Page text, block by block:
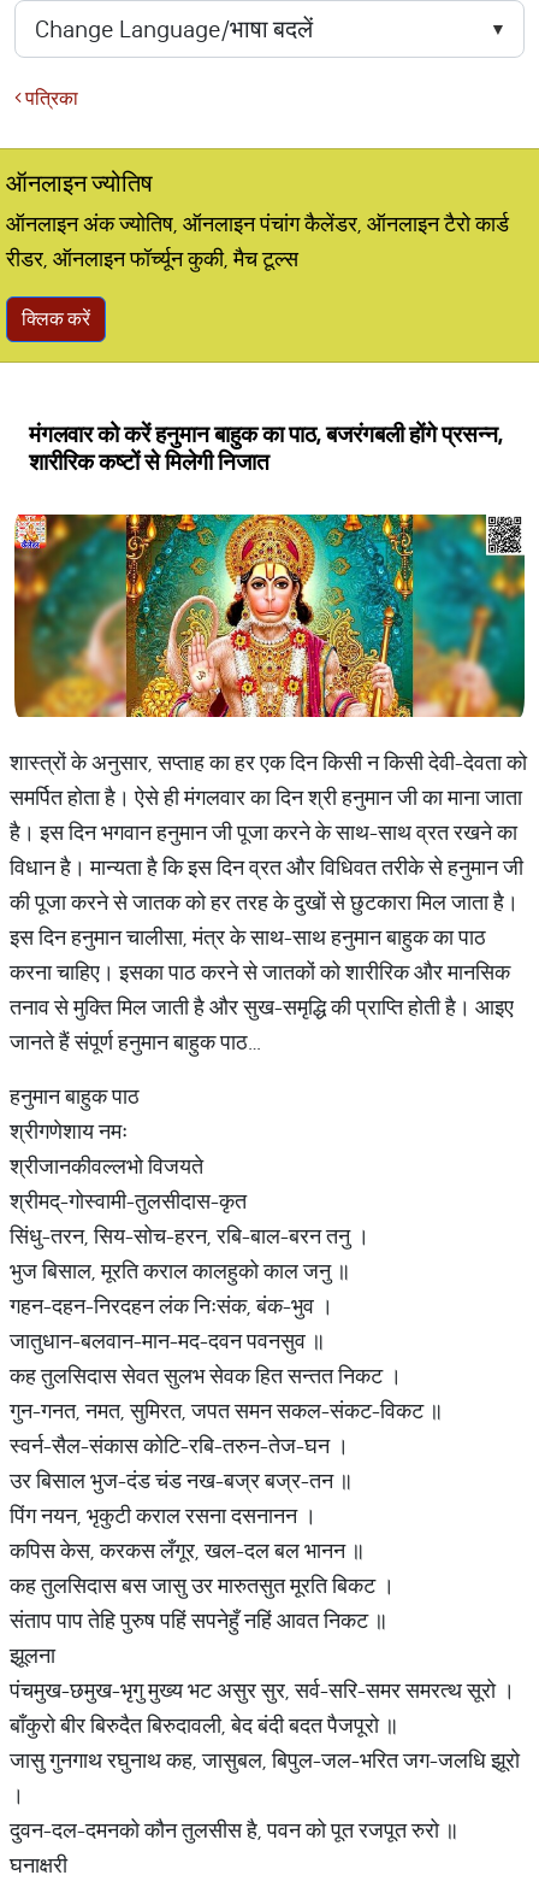
पत्रिका
ऑनलाइन ज्योतिष
ऑनलाइन अंक ज्योतिष, ऑनलाइन पंचांग कैलेंडर, ऑनलाइन टैरो कार्ड
रीडर, ऑनलाइन फॉर्च्यून कुकी, मैच टूल्स
क्लिक करें
मंगलवार को करें हनुमान बाहुक का पाठ, बजरंगबली होंगे प्रसन्न,
शारीरिक कष्टों से मिलेगी निजात
शास्त्रों के अनुसार, सप्ताह का हर एक दिन किसी न किसी देवी-देवता को
समर्पित होता है। ऐसे ही मंगलवार का दिन श्री हनुमान जी का माना जाता
है। इस दिन भगवान हनुमान जी पूजा करने के साथ-साथ व्रत रखने का
विधान है। मान्यता है कि इस दिन व्रत और विधिवत तरीके से हनुमान जी
की पूजा करने से जातक को हर तरह के दुखों से छुटकारा मिल जाता है।
इस दिन हनुमान चालीसा, मंत्र के साथ-साथ हनुमान बाहुक का पाठ
करना चाहिए। इसका पाठ करने से जातकों को शारीरिक और मानसिक
तनाव से मुक्ति मिल जाती है और सुख-समृद्धि की प्राप्ति होती है। आइए
जानते हैं संपूर्ण हनुमान बाहुक पाठ…
हनुमान बाहुक पाठ
श्रीगणेशाय नमः
श्रीजानकीवल्लभो विजयते
श्रीमद्-गोस्वामी-तुलसीदास-कृत
सिंधु-तरन, सिय-सोच-हरन, रबि-बाल-बरन तनु ।
भुज बिसाल, मूरति कराल कालहुको काल जनु ॥
गहन-दहन-निरदहन लंक निःसंक, बंक-भुव ।
जातुधान-बलवान-मान-मद-दवन पवनसुव ॥
कह तुलसिदास सेवत सुलभ सेवक हित सन्तत निकट ।
गुन-गनत, नमत, सुमिरत, जपत समन सकल-संकट-विकट ॥
स्वर्न-सैल-संकास कोटि-रबि-तरुन-तेज-घन ।
उर बिसाल भुज-दंड चंड नख-बज्र बज्र-तन ॥
पिंग नयन, भृकुटी कराल रसना दसनानन ।
कपिस केस, करकस लँगूर, खल-दल बल भानन ॥
कह तुलसिदास बस जासु उर मारुतसुत मूरति बिकट ।
संताप पाप तेहि पुरुष पहिं सपनेहुँ नहिं आवत निकट ॥
झूलना
पंचमुख-छमुख-भृगु मुख्य भट असुर सुर, सर्व-सरि-समर समरत्थ सूरो ।
बाँकुरो बीर बिरुदैत बिरुदावली, बेद बंदी बदत पैजपूरो ॥
जासु गुनगाथ रघुनाथ कह, जासुबल, बिपुल-जल-भरित जग-जलधि झूरो
।
दुवन-दल-दमनको कौन तुलसीस है, पवन को पूत रजपूत रुरो ॥
घनाक्षरी